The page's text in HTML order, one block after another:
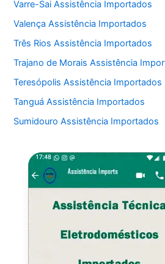
Varre-Sai Assistência Importados
Valença Assistência Importados
Três Rios Assistência Importados
Trajano de Morais Assistência
Teresópolis Assistência Importados
Tanguá Assistência Importados
Sumidouro Assistência Importados